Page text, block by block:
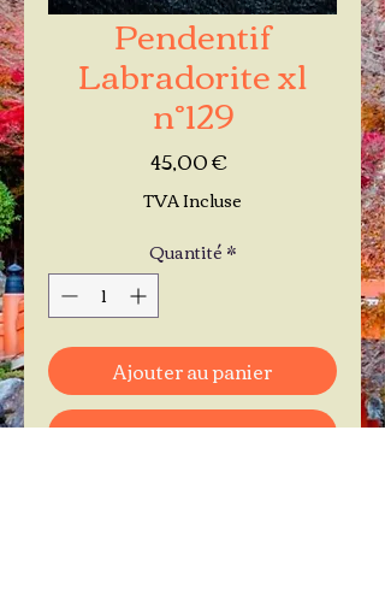
Pendentif
Labradorite xl
n°129
45,00 €Prix
TVA Incluse
Quantité*
Ajouter au panier
Commander et payer